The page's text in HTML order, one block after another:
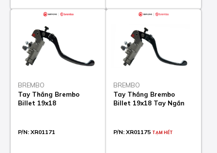
BREMBO
Tay Thắng Brembo
Billet 19x18
P/N: XR01171
BREMBO
Tay Thắng Brembo
Billet 19x18 Tay Ngắn
P/N: XR01175 TẠM HẾT